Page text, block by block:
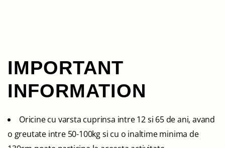
IMPORTANT
INFORMATION
Oricine cu varsta cuprinsa intre 12 si 65 de ani, avand
o greutate intre 50-100kg si cu o inaltime minima de